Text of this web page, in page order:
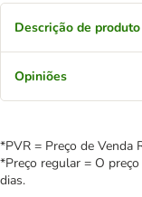
Descrição de produto
Opiniões
*PVR = Preço de Venda
*Preço regular = O
dias.